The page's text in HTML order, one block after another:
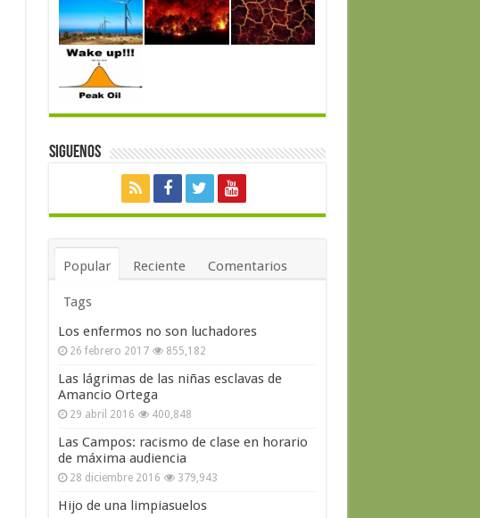
Siguenos
Popular Reciente Comentarios
Tags
Los enfermos no son luchadores
26 febrero 2017 855,182
Las lágrimas de las niñas esclavas de
Amancio Ortega
29 abril 2016 400,848
Las Campos: racismo de clase en horario
de máxima audiencia
28 diciembre 2016 379,943
Hijo de una limpiasuelos